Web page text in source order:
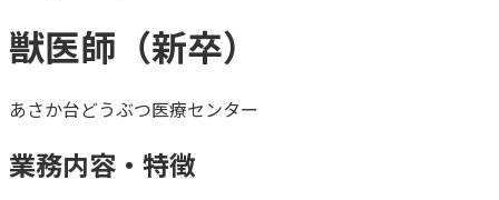
獣医師（新卒）
あさか台どうぶつ医療センター
業務内容・特徴